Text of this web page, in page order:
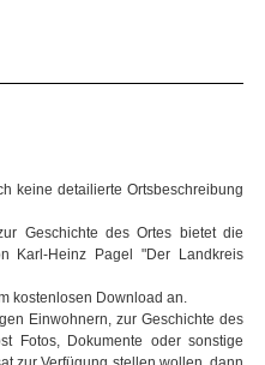
keine detailierte Ortsbeschreibung
Geschichte des Ortes bietet die
Karl-Heinz Pagel "Der Landkreis
kostenlosen Download an.
Einwohnern, zur Geschichte des
Fotos, Dokumente oder sonstige